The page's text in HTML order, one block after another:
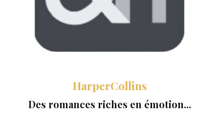
HarperCollins
Des romances riches en émotion...